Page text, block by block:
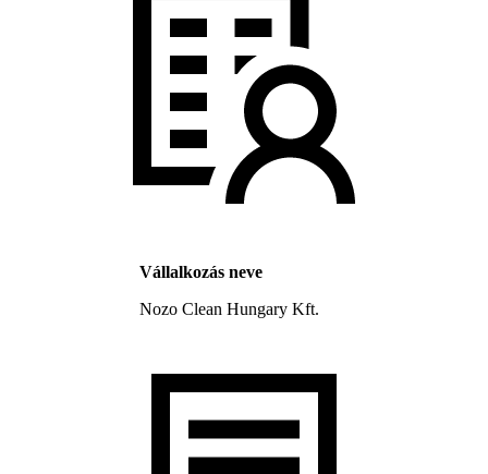
Vállalkozás neve
Nozo Clean Hungary Kft.